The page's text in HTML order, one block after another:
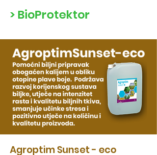
> BioProtektor
Agroptim Sunset - eco